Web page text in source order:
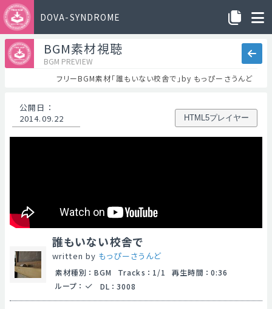
DOVA-SYNDROME
BGM素材視聴
BGM PREVIEW
フリーBGM素材「誰もいない校舎で」by もっぴーさうんど
公開日 ：
2014.09.22
HTML5プレイヤー
誰もいない校舎で
written by もっぴーさうんど
素材種別 ： BGM Tracks ： 1/1 再生時間 ： 0:36
ループ ： DL ： 3008